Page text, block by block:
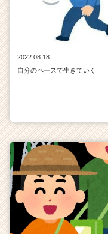
2022.08.18
自分のペースで生きていく